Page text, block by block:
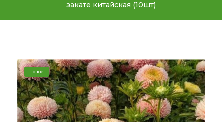
закате китайская (10шт)
новое